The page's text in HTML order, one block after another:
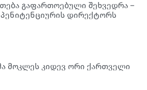
გაფართოებული შეხვედრა –
პენიტენციურის დირექტორს
მოკლეს კიდევ ორი ქართველი